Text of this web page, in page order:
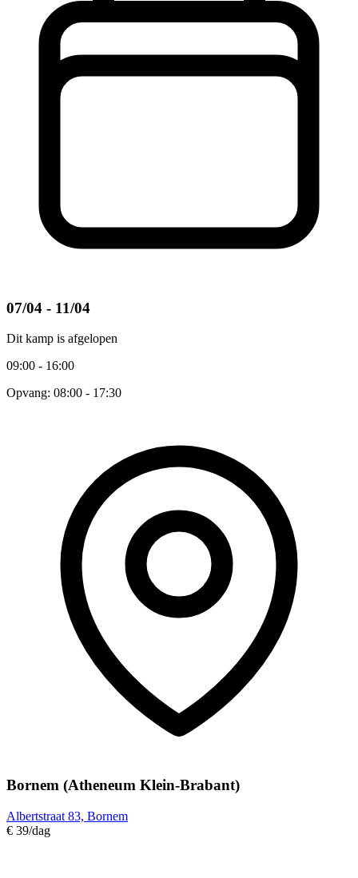
07/04 - 11/04
Dit kamp is afgelopen
09:00 - 16:00
Opvang: 08:00 - 17:30
Bornem (Atheneum Klein-Brabant)
Albertstraat 83, Bornem
€ 39/dag